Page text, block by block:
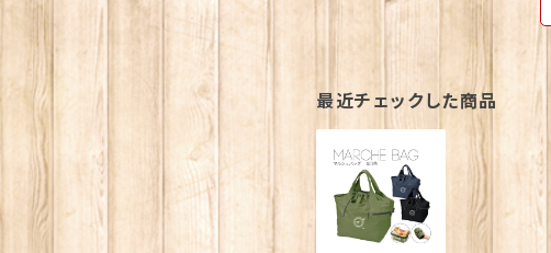
最近チェックした商品